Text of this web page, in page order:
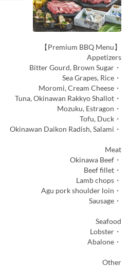
【Premium BBQ Menu】
Appetizers
・Bitter Gourd, Brown Sugar
・Sea Grapes, Rice
・Moromi, Cream Cheese
・Tuna, Okinawan Rakkyo Shallot
・Mozuku, Estragon
・Tofu, Duck
・Okinawan Daikon Radish, Salami
Meat
・Okinawa Beef
・Beef fillet
・Lamb chops
・Agu pork shoulder loin
・Sausage
Seafood
・Lobster
・Abalone
Other